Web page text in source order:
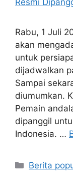
Rabu, 1 Juli
akan
untuk
dijadwalkan
Sampai
diumumkan.
Pemain
dipanggil
Indonesia. …
Kategori
Berita